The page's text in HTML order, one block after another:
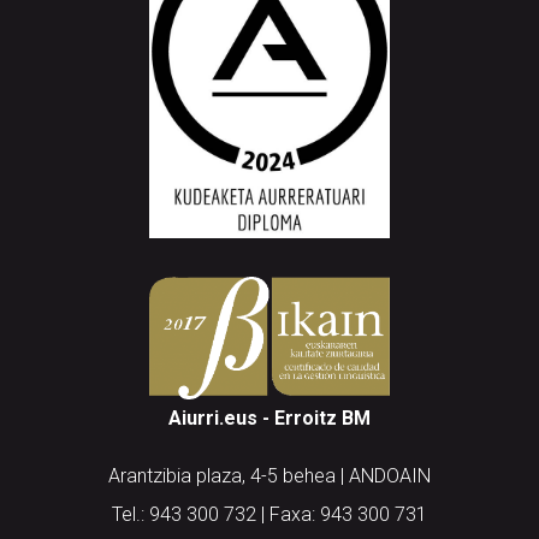
Aiurri.eus - Erroitz BM
Arantzibia plaza, 4-5 behea | ANDOAIN
Tel.: 943 300 732 | Faxa: 943 300 731